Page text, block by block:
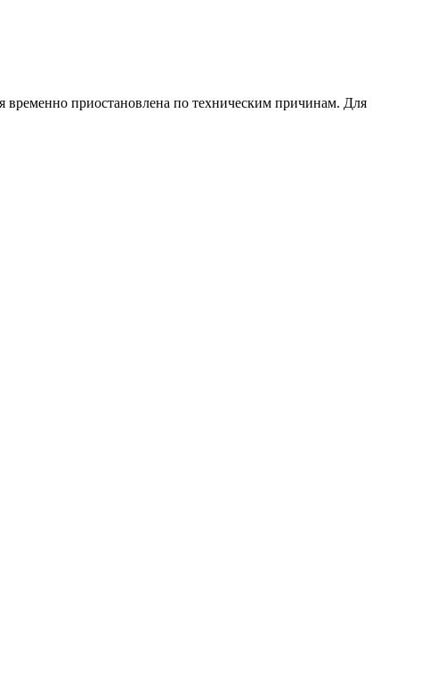
временно приостановлена по техническим причинам. Для